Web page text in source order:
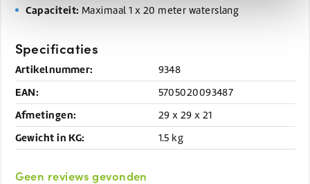
Capaciteit: Maximaal 1 x 20 meter waterslang
Specificaties
Artikelnummer: 9348
EAN: 5705020093487
Afmetingen: 29 x 29 x 21
Gewicht in KG: 1.5 kg
Geen reviews gevonden